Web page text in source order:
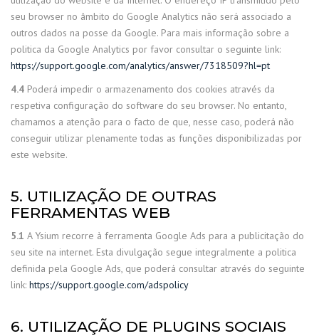
seu browser no âmbito do Google Analytics não será associado a
outros dados na posse da Google. Para mais informação sobre a
politica da Google Analytics por favor consultar o seguinte link:
https://support.google.com/analytics/answer/7318509?hl=pt
4.4 Poderá impedir o armazenamento dos cookies através da
respetiva configuração do software do seu browser. No entanto,
chamamos a atenção para o facto de que, nesse caso, poderá não
conseguir utilizar plenamente todas as funções disponibilizadas por
este website.
5. UTILIZAÇÃO DE OUTRAS
FERRAMENTAS WEB
5.1 A Ysium recorre à ferramenta Google Ads para a publicitação do
seu site na internet. Esta divulgação segue integralmente a politica
definida pela Google Ads, que poderá consultar através do seguinte
link: https://support.google.com/adspolicy
6. UTILIZAÇÃO DE PLUGINS SOCIAIS